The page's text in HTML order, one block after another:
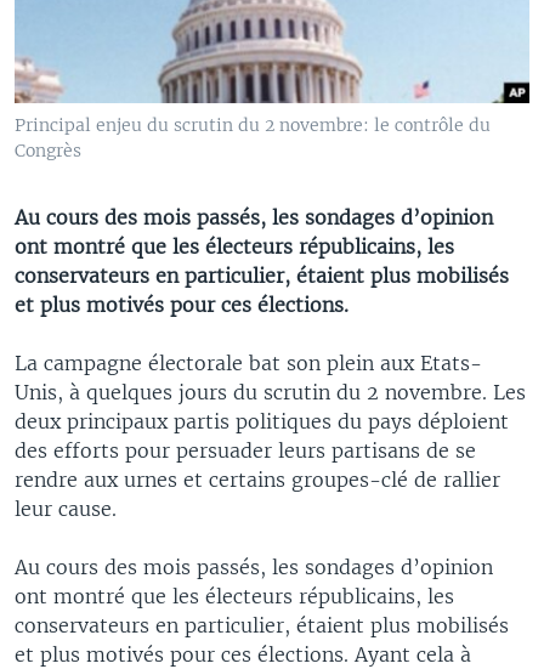
Principal enjeu du scrutin du 2 novembre: le contrôle du
Congrès
Au cours des mois passés, les sondages d’opinion
ont montré que les électeurs républicains, les
conservateurs en particulier, étaient plus mobilisés
et plus motivés pour ces élections.
La campagne électorale bat son plein aux Etats-
Unis, à quelques jours du scrutin du 2 novembre. Les
deux principaux partis politiques du pays déploient
des efforts pour persuader leurs partisans de se
rendre aux urnes et certains groupes-clé de rallier
leur cause.
Au cours des mois passés, les sondages d’opinion
ont montré que les électeurs républicains, les
conservateurs en particulier, étaient plus mobilisés
et plus motivés pour ces élections. Ayant cela à